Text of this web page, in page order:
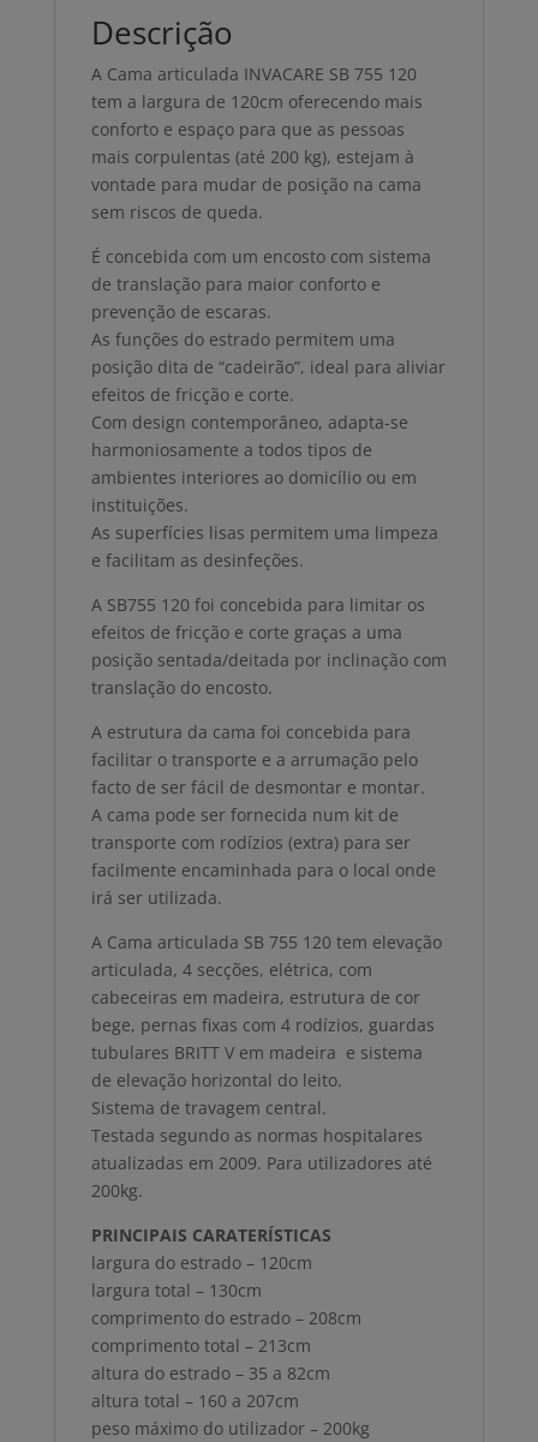
Descrição
A Cama articulada INVACARE SB 755 120
tem a largura de 120cm oferecendo mais
conforto e espaço para que as pessoas
mais corpulentas (até 200 kg), estejam à
vontade para mudar de posição na cama
sem riscos de queda.
É concebida com um encosto com sistema
de translação para maior conforto e
prevenção de escaras.
As funções do estrado permitem uma
posição dita de “cadeirão”, ideal para aliviar
efeitos de fricção e corte.
Com design contemporâneo, adapta-se
harmoniosamente a todos tipos de
ambientes interiores ao domicílio ou em
instituições.
As superfícies lisas permitem uma limpeza
e facilitam as desinfeções.
A SB755 120 foi concebida para limitar os
efeitos de fricção e corte graças a uma
posição sentada/deitada por inclinação com
translação do encosto.
A estrutura da cama foi concebida para
facilitar o transporte e a arrumação pelo
facto de ser fácil de desmontar e montar.
A cama pode ser fornecida num kit de
transporte com rodízios (extra) para ser
facilmente encaminhada para o local onde
irá ser utilizada.
A Cama articulada SB 755 120 tem elevação
articulada, 4 secções, elétrica, com
cabeceiras em madeira, estrutura de cor
bege, pernas fixas com 4 rodízios, guardas
tubulares BRITT V em madeira e sistema
de elevação horizontal do leito.
Sistema de travagem central.
Testada segundo as normas hospitalares
atualizadas em 2009. Para utilizadores até
200kg.
PRINCIPAIS CARATERÍSTICAS
largura do estrado – 120cm
largura total – 130cm
comprimento do estrado – 208cm
comprimento total – 213cm
altura do estrado – 35 a 82cm
altura total – 160 a 207cm
peso máximo do utilizador – 200kg